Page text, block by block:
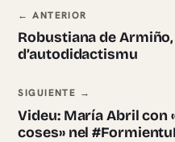
Navegación
← ANTERIOR
Robustiana de
d’autodidactismu
SIGUIENTE →
Videu: María Abril con
coses» nel